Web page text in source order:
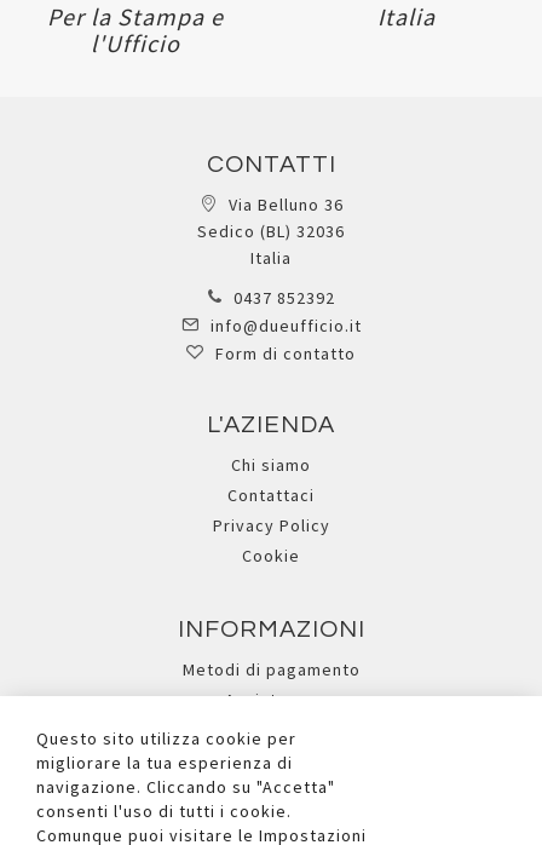
Per la Stampa e
l'Ufficio
Italia
CONTATTI
Via Belluno 36
Sedico (BL) 32036
Italia
0437 852392
info@dueufficio.it
Form di contatto
L'AZIENDA
Chi siamo
Contattaci
Privacy Policy
Cookie
INFORMAZIONI
Metodi di pagamento
Assistenza
Ricerca avanzata
I NOSTRI SOCIAL
Questo sito utilizza cookie per
migliorare la tua esperienza di
navigazione. Cliccando su "Accetta"
consenti l'uso di tutti i cookie.
Comunque puoi visitare le Impostazioni